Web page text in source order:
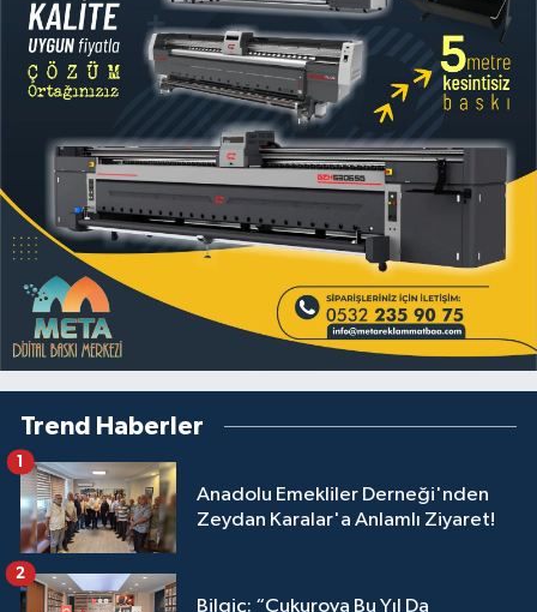
Trend Haberler
Anadolu Emekliler Derneği'nden
Zeydan Karalar'a Anlamlı Ziyaret!
1
Bilgiç: “Çukurova Bu Yıl Da
2